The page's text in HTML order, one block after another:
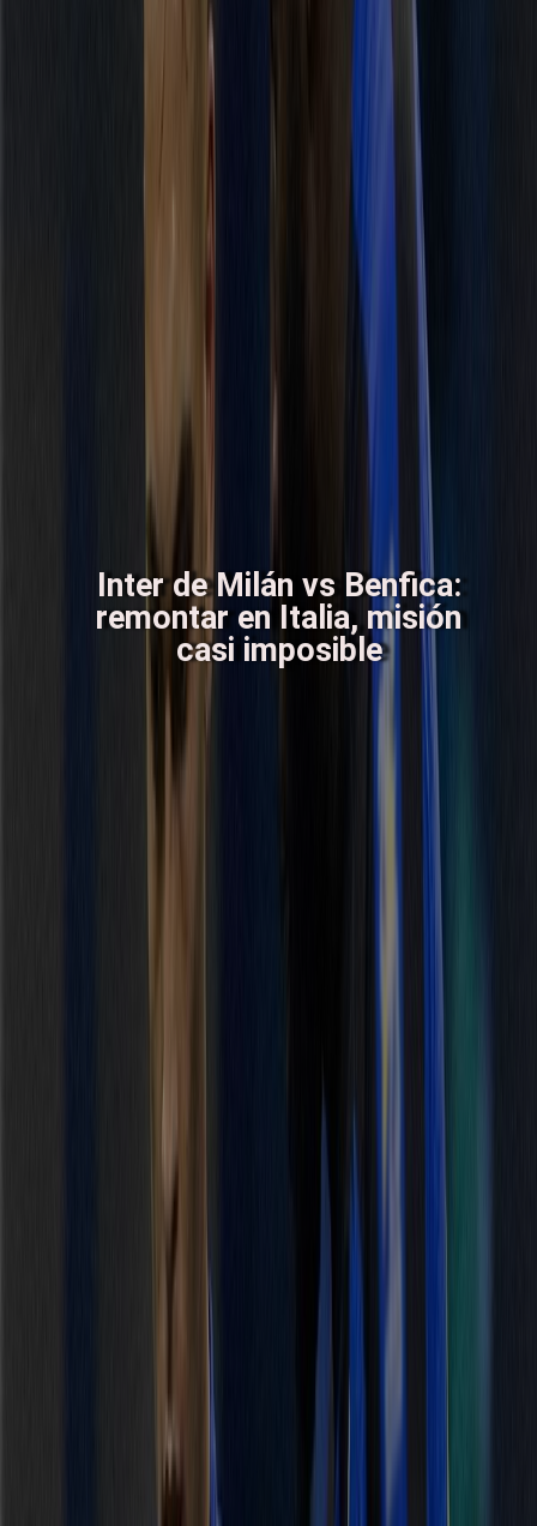
Inter de Milán vs Benfica:
remontar en Italia, misión
casi imposible